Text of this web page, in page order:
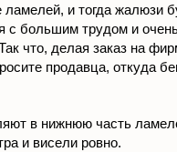
и тогда жалюзи
с большим трудом и
что, делая заказ на
продавца, откуда
в нижнюю часть
и висели ровно.